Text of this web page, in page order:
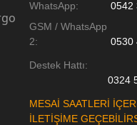
WhatsApp:
0542
GSM / WhatsApp
2:
0530
Destek Hattı:
0324
MESAİ SAATLERİ
İLETİŞİME